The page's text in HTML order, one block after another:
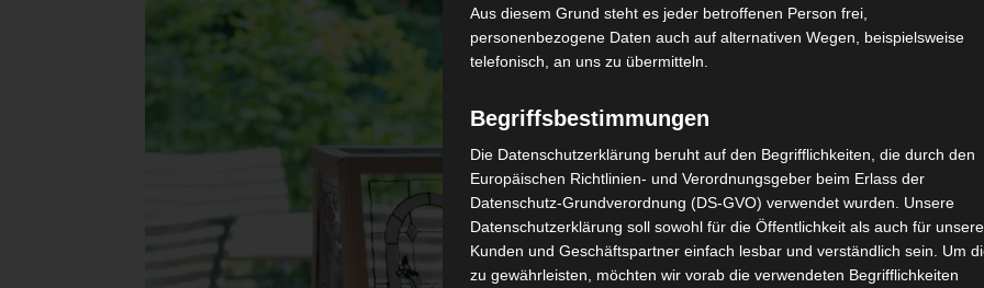
Aus diesem Grund steht es jeder betroffenen Person frei,
personenbezogene Daten auch auf alternativen Wegen, beispielsweise
telefonisch, an uns zu übermitteln.
Begriffsbestimmungen
Die Datenschutzerklärung beruht auf den Begrifflichkeiten, die durch den
Europäischen Richtlinien- und Verordnungsgeber beim Erlass der
Datenschutz-Grundverordnung (DS-GVO) verwendet wurden. Unsere
Datenschutzerklärung soll sowohl für die Öffentlichkeit als auch für unsere
Kunden und Geschäftspartner einfach lesbar und verständlich sein. Um
zu gewährleisten, möchten wir vorab die verwendeten Begrifflichkeiten